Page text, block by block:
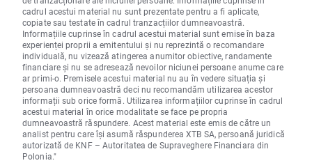
cadrul acestui material nu sunt prezentate pentru a fi aplicate,
copiate sau testate în cadrul tranzacțiilor dumneavoastră.
Informațiile cuprinse în cadrul acestui material sunt emise în baza
experienței proprii a emitentului și nu reprezintă o recomandare
individuală, nu vizează atingerea anumitor obiective, randamente
financiare și nu se adresează nevoilor niciunei persoane anume care
ar primi-o. Premisele acestui material nu au în vedere situația și
persoana dumneavoastră deci nu recomandăm utilizarea acestor
informații sub orice formă. Utilizarea informațiilor cuprinse în cadrul
acestui material în orice modalitate se face pe propria
dumneavoastră răspundere. Acest material este emis de către un
analist pentru care își asumă răspunderea XTB SA, persoană juridică
autorizată de KNF – Autoritatea de Supraveghere Financiara din
Polonia."